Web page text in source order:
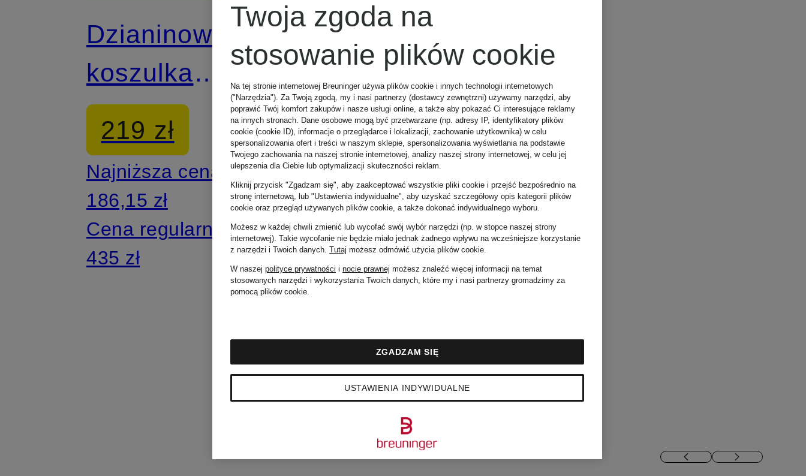
Dzianinowa
koszulka
HEARTY z
błyszczącą
przędzą
219 zł
Najniższa cena:
186,15 zł
Cena regularna:
435 zł
Twoja zgoda na
stosowanie plików cookie
Na tej stronie internetowej Breuninger używa plików cookie i innych technologii internetowych
("Narzędzia"). Za Twoją zgodą, my i nasi partnerzy (dostawcy zewnętrzni) używamy narzędzi, aby
poprawić Twój komfort zakupów i nasze usługi online, a także aby pokazać Ci interesujące reklamy
na innych stronach. Dane osobowe mogą być przetwarzane (np. adresy IP, identyfikatory plików
cookie (cookie ID), informacje o przeglądarce i lokalizacji, zachowanie użytkownika) w celu
spersonalizowania ofert i treści w naszym sklepie, spersonalizowania wyświetlania na podstawie
Twojego zachowania na naszej stronie internetowej, analizy naszej strony internetowej, w celu jej
ulepszenia dla Ciebie lub optymalizacji skuteczności reklam.
Kliknij przycisk "Zgadzam się", aby zaakceptować wszystkie pliki cookie i przejść bezpośrednio na
stronę internetową, lub "Ustawienia indywidualne", aby uzyskać szczegółowy opis kategorii plików
cookie oraz przegląd używanych plików cookie, a także dokonać indywidualnego wyboru.
Możesz w każdej chwili zmienić lub wycofać swój wybór narzędzi (np. w stopce naszej strony
internetowej). Takie wycofanie nie będzie miało jednak żadnego wpływu na wcześniejsze korzystanie
z narzędzi i Twoich danych. Tutaj możesz odmówić użycia plików cookie.
W naszej polityce prywatności i nocie prawnej możesz znaleźć więcej informacji na temat
stosowanych narzędzi i wykorzystania Twoich danych, które my i nasi partnerzy gromadzimy za
pomocą plików cookie.
USTAWIENIA INDYWIDUALNE
ZGADZAM SIĘ